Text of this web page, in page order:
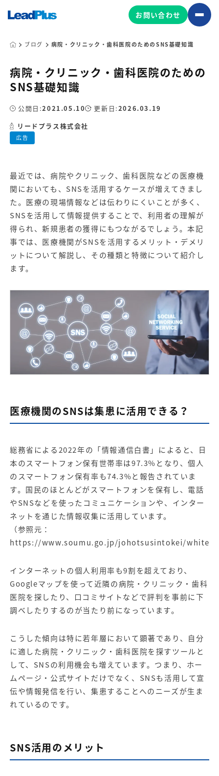
広告プロモーション
MA/CRM/SFA導入・運用
Web制作
マーケティングコンサルティング
Leadplus One
ボード
マーケティングサービスの製品
【店舗型ビジネス向け】エリ
ア
マーケティングサービス
【金融機関向け】マーケティ
ング
サービス
【IT企業向け】マーケティン
グ
SNSアカウント運用代行サー
広告プロモーションの製品
【クリニック向け】新規集患
Web広告サービス
【歯科業界向け】新規集患
Web広告パッケージ
【塾・個別塾業界向け】新規
集客Web広告パッケージ
サイトアクセス増加パッケー
Web制作の製品
お問い合わせ
ブログ 病院・クリニック・歯科医院のためのSNS基礎知識
病院・クリニック・歯科医院のための
SNS基礎知識
広告
公開日:2021.05.10 更新日:2026.03.19
リードプラス株式会社
最近では、病院やクリニック、歯科医院などの医療機
関においても、SNSを活用するケースが増えてきまし
た。医療の現場情報などは伝わりにくいことが多く、
SNSを活用して情報提供することで、利用者の理解が
得られ、新規患者の獲得にもつながるでしょう。本記
事では、医療機関がSNSを活用するメリット・デメリ
ットについて解説し、その種類と特徴について紹介し
ます。
医療機関のSNSは集患に活用できる？
総務省による2022年の「情報通信白書」によると、日
本のスマートフォン保有世帯率は97.3%となり、個人
のスマートフォン保有率も74.3%と報告されていま
す。国民のほとんどがスマートフォンを保有し、電話
やSNSなどを使ったコミュニケーションや、インター
ネットを通じた情報収集に活用しています。
（参照元：
https://www.soumu.go.jp/johotsusintokei/
インターネットの個人利用率も9割を超えており、
Googleマップを使って近隣の病院・クリニック・歯科
医院を探したり、口コミサイトなどで評判を事前に下
調べしたりするのが当たり前になっています。
こうした傾向は特に若年層において顕著であり、自分
に適した病院・クリニック・歯科医院を探すツールと
して、SNSの利用機会も増えています。つまり、ホー
ムページ・公式サイトだけでなく、SNSも活用して宣
伝や情報発信を行い、集患することへのニーズが生ま
れているのです。
SNS活用のメリット